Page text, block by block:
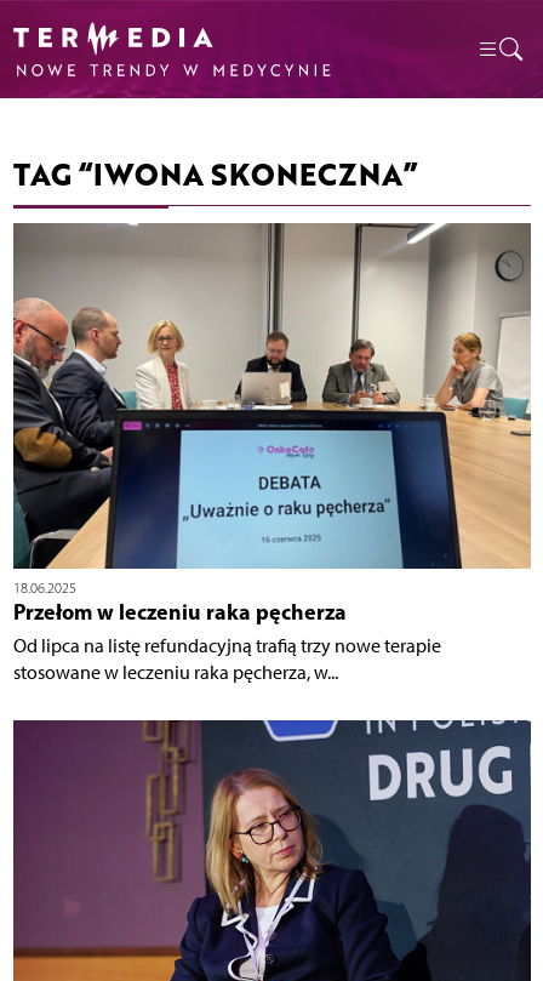
TAG “IWONA SKONECZNA”
18.06.2025
Przełom w leczeniu raka pęcherza
Od lipca na listę refundacyjną trafią trzy nowe terapie
stosowane w leczeniu raka pęcherza, w...